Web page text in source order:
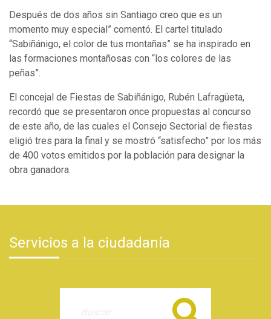
Después de dos años sin Santiago creo que es un
momento muy especial” comentó. El cartel titulado
“Sabiñánigo, el color de tus montañas” se ha inspirado en
las formaciones montañosas con “los colores de las
peñas”.
El concejal de Fiestas de Sabiñánigo, Rubén Lafragüeta,
recordó que se presentaron once propuestas al concurso
de este año, de las cuales el Consejo Sectorial de fiestas
eligió tres para la final y se mostró “satisfecho” por los más
de 400 votos emitidos por la población para designar la
obra ganadora.
Servicios a la ciudadanía
Buscar